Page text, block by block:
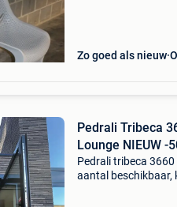
Zo goed als nieuw
Pedrali Tribeca
Lounge NIEUW -
Pedrali tribeca
aantal beschikbaar,